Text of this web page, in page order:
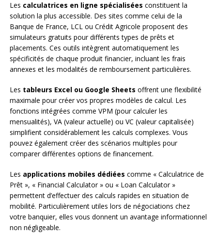
Les calculatrices en ligne spécialisées constituent la
solution la plus accessible. Des sites comme celui de la
Banque de France, LCL ou Crédit Agricole proposent des
simulateurs gratuits pour différents types de prêts et
placements. Ces outils intègrent automatiquement les
spécificités de chaque produit financier, incluant les frais
annexes et les modalités de remboursement particulières.
Les tableurs Excel ou Google Sheets offrent une flexibilité
maximale pour créer vos propres modèles de calcul. Les
fonctions intégrées comme VPM (pour calculer les
mensualités), VA (valeur actuelle) ou VC (valeur capitalisée)
simplifient considérablement les calculs complexes. Vous
pouvez également créer des scénarios multiples pour
comparer différentes options de financement.
Les applications mobiles dédiées comme « Calculatrice de
Prêt », « Financial Calculator » ou « Loan Calculator »
permettent d’effectuer des calculs rapides en situation de
mobilité. Particulièrement utiles lors de négociations chez
votre banquier, elles vous donnent un avantage informationnel
non négligeable.